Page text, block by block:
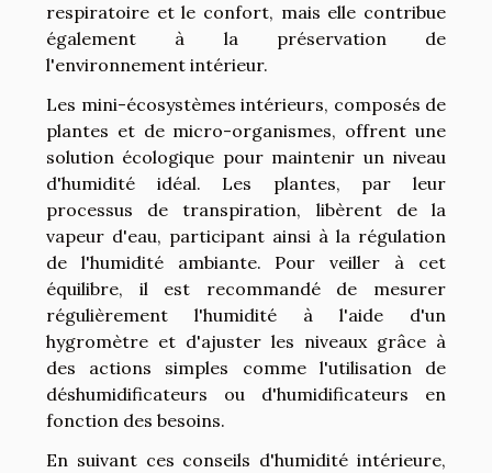
respiratoire et le confort, mais elle contribue
également à la préservation de
l'environnement intérieur.
Les mini-écosystèmes intérieurs, composés de
plantes et de micro-organismes, offrent une
solution écologique pour maintenir un niveau
d'humidité idéal. Les plantes, par leur
processus de transpiration, libèrent de la
vapeur d'eau, participant ainsi à la régulation
de l'humidité ambiante. Pour veiller à cet
équilibre, il est recommandé de mesurer
régulièrement l'humidité à l'aide d'un
hygromètre et d'ajuster les niveaux grâce à
des actions simples comme l'utilisation de
déshumidificateurs ou d'humidificateurs en
fonction des besoins.
En suivant ces conseils d'humidité intérieure,